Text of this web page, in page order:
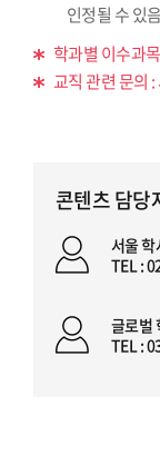
인정될 수 있
학과별 이수과
교직 관련 문의
콘텐츠 담당
서울
TEL :
글로벌
TEL :